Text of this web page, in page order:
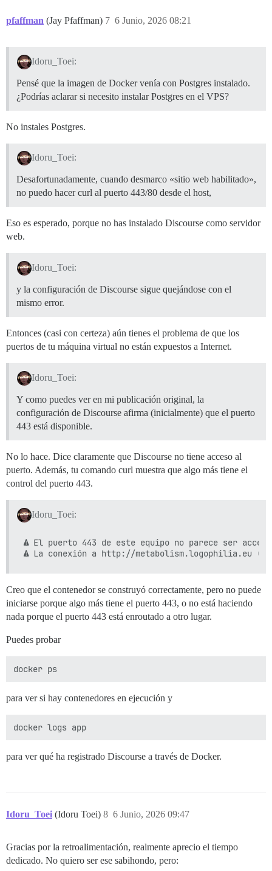
pfaffman (Jay Pfaffman) 6 Junio, 2026 08:21
7
Idoru_Toei:
Pensé que la imagen de Docker venía con Postgres instalado.
¿Podrías aclarar si necesito instalar Postgres en el VPS?
No instales Postgres.
Idoru_Toei:
Desafortunadamente, cuando desmarco «sitio web habilitado»,
no puedo hacer curl al puerto 443/80 desde el host,
Eso es esperado, porque no has instalado Discourse como servidor
web.
Idoru_Toei:
y la configuración de Discourse sigue quejándose con el
mismo error.
Entonces (casi con certeza) aún tienes el problema de que los
puertos de tu máquina virtual no están expuestos a Internet.
Idoru_Toei:
Y como puedes ver en mi publicación original, la
configuración de Discourse afirma (inicialmente) que el puerto
443 está disponible.
No lo hace. Dice claramente que Discourse no tiene acceso al
puerto. Además, tu comando curl muestra que algo más tiene el
control del puerto 443.
Idoru_Toei:
⚠ El puerto 443 de este equipo no parece ser
Creo que el contenedor se construyó correctamente, pero no puede
iniciarse porque algo más tiene el puerto 443, o no está haciendo
nada porque el puerto 443 está enroutado a otro lugar.
Puedes probar
para ver si hay contenedores en ejecución y
para ver qué ha registrado Discourse a través de Docker.
Idoru_Toei (Idoru Toei) 6 Junio, 2026 09:47
8
Gracias por la retroalimentación, realmente aprecio el tiempo
dedicado. No quiero ser ese sabihondo, pero: